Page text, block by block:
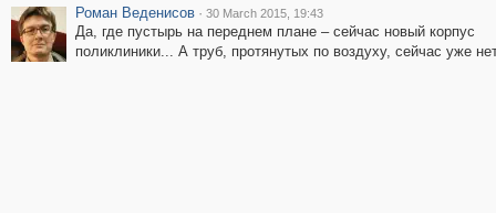
Роман Веденисов · 30 March 2015, 19:43
Да, где пустырь на переднем плане – сейчас новый корпус
поликлиники... А труб, протянутых по воздуху, сейчас уже